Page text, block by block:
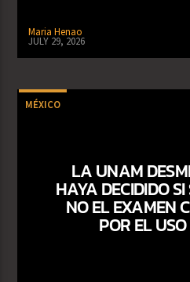
Maria Henao
JULY 29, 2026
MÉXICO
LA UNAM
HAYA DECIDIDO
NO EL EXAMEN
POR EL